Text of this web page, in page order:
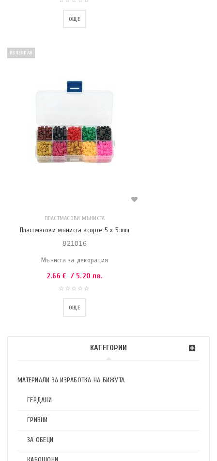
КАТЕГОРИИ
МАТЕРИАЛИ ЗА ИЗРАБОТКА НА БИЖУТА
ГЕРДАНИ
ГРИВНИ
ЗА ОБЕЦИ
ОЩЕ
ИЗЧЕРПАН
ПЛАСТМАСОВИ МЪНИСТА
Пластмасови мъниста асорте 5 x 5 mm
821016
Мъниста за декорация
2.66€ / 5.20 лв.
ОЩЕ